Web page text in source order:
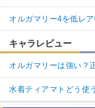
オルガマリー4を低レア
キャラレビュー
オルガマリーは強い？
水着ティアマトどう使